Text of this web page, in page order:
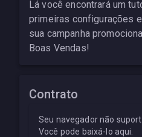
Lá você encontrará um
primeiras configurações
sua campanha
Boas Vendas!
Contrato
Seu navegador não
Você pode baixá-lo aqui